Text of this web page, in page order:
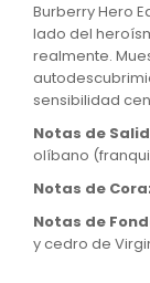
Burberry Hero
lado del
realmente.
sensibilidad
Notas de
olíbano
Notas de
Notas de
y cedro de